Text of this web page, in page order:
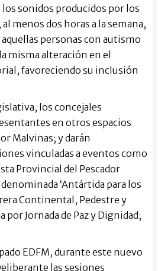
sonidos producidos por los
menos dos horas a la semana,
personas con autismo
misma alteración en el
favoreciendo su inclusión
los concejales
en otros espacios
Malvinas; y darán
vinculadas a eventos como
Provincial del Pescador
‘Antártida para los
Continental, Pedestre y
por Jornada de Paz y Dignidad;
EDFM, durante este nuevo
las sesiones